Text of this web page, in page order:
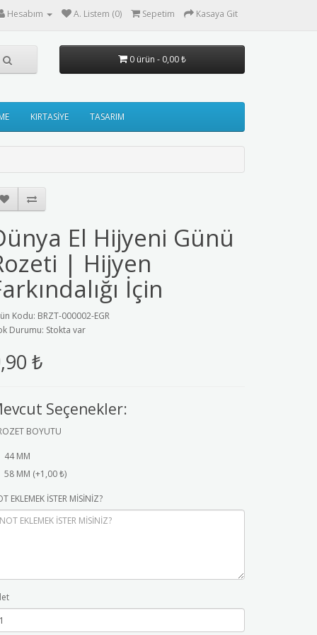
Hesabım A. Listem (0) Sepetim Kasaya Git
0 ürün - 0,00 ₺
KIRTASİYE TASARIM
El Hijyeni Günü
| Hijyen
İçin
Kodu: BRZT-000002-EGR
Durumu: Stokta var
₺
Seçenekler:
BOYUTU
44 MM
58 MM (+1,00 ₺)
EKLEMEK İSTER MİSİNİZ?